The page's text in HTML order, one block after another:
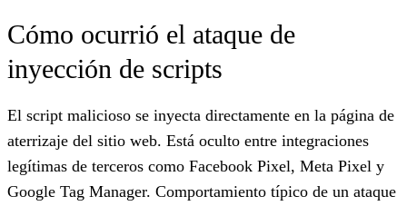
Cómo ocurrió el ataque de
inyección de scripts
El script malicioso se inyecta directamente en la página de
aterrizaje del sitio web. Está oculto entre integraciones
legítimas de terceros como Facebook Pixel, Meta Pixel y
Google Tag Manager. Comportamiento típico de un ataque